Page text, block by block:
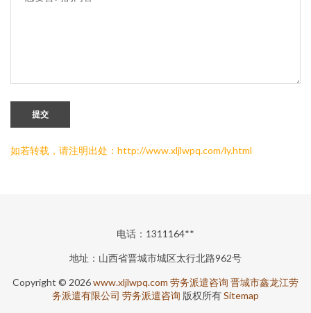
提交
如若转载，请注明出处：http://www.xljlwpq.com/ly.html
电话：1311164**
地址：山西省晋城市城区太行北路962号
Copyright © 2026www.xljlwpq.com 劳务派遣咨询 晋城市鑫龙江劳
务派遣有限公司 劳务派遣咨询 版权所有Sitemap